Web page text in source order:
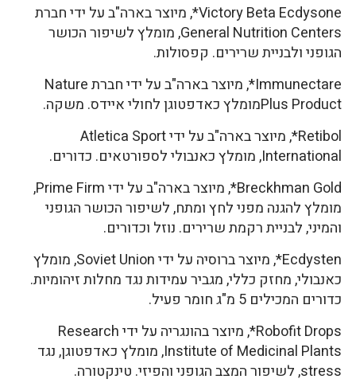
Victory Beta Ecdysone*, מיוצר בארה"ב על ידי חברת
General Nutrition Centers, מומלץ לשיפור הכושר
הגופני ולבניית שרירים. קפסולות.
Immunectare*, מיוצר בארה"ב על ידי חברת Nature
Plus Productמומלץ כאדפטוגן לחולי איידס. משקה.
Retibol*, מיוצר בארה"ב על ידי Atletica Sport
International, מומלץ כאנבולי לספורטאים. כדורים.
Breckhman Gold*, מיוצר בארה"ב על ידי Prime Firm,
מומלץ להגנה מפני לחץ ומתח, לשיפור הכושר הגופני
והמיני, לבניית רקמת שרירים. נוזל וכדורים.
Ecdysten*, מיוצר ברוסיה על ידי Soviet Union, מומלץ
כאנבולי, מחזק כללי, מגביר עמידות נגד מחלות זיהומיות.
כדורים המכילים 5 מ"ג חומר פעיל.
Robofit Drops*, מיוצר בהונגריה על ידי Research
Institute of Medicinal Plants, מומלץ כאדפטוגן, נגד
stress, לשיפור המצב הגופני והפיזי. טינקטורה.